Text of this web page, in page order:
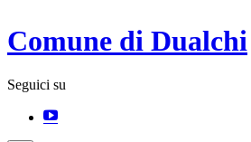
Comune di Dualchi
Seguici su